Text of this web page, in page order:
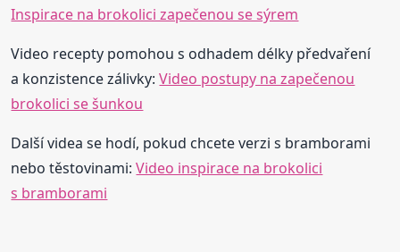
Inspirace na brokolici zapečenou se sýrem
Video recepty pomohou s odhadem délky předvaření
a konzistence zálivky:Video postupy na zapečenou
brokolici se šunkou
Další videa se hodí, pokud chcete verzi s bramborami
nebo těstovinami:Video inspirace na brokolici
s bramborami